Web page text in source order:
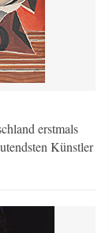
erstmals
Künstler